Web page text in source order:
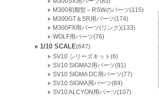
M300初期型～RSWのパーツ(115)
M300GT＆SR用パーツ(174)
M300FX用パーツ(リンク)(133)
WOLF用パーツ(76)
1/10 SCALE(647)
SV10 シリーズキット(6)
SV10 SIGMA2用パーツ(91)
SV10 SIGMA DC用パーツ(77)
SV10 SIGMA用パーツ(84)
SV10 ALCYON用パーツ(107)